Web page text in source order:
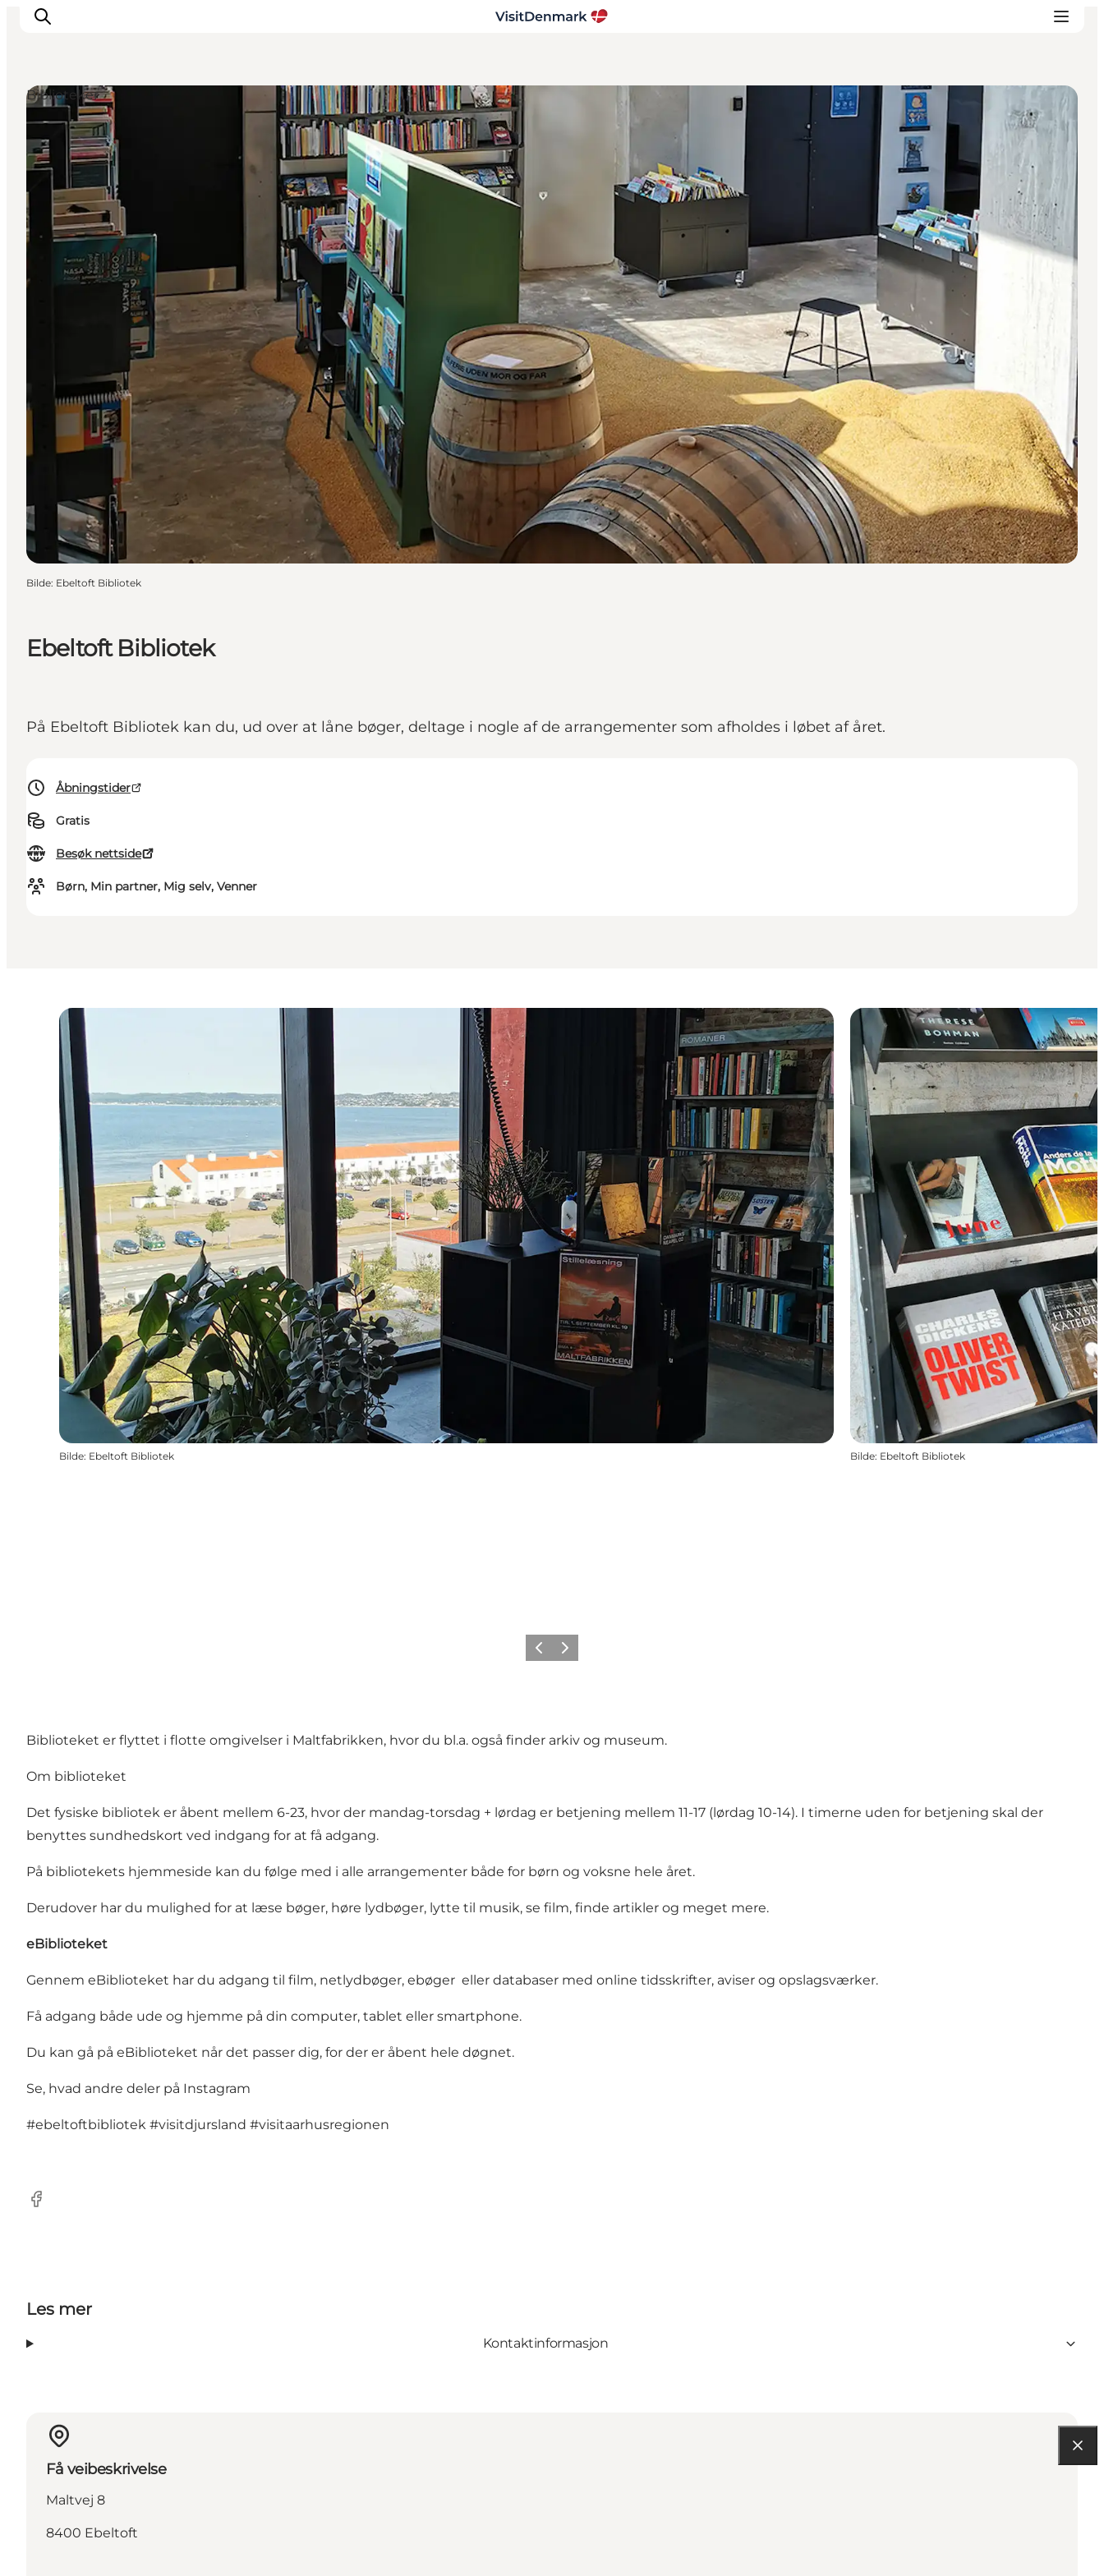
Inspirasjon
Reisemål
Aktiviteter
Overnatting
Planlegg reisen
Ebeltoft Bibliotek
På Ebeltoft Bibliotek kan du, ud over at låne bøger, deltage i nogle af de arrangementer som afholdes i løbet af året.
Åbningstider
Gratis
Besøk nettside
Børn, Min partner, Mig selv, Venner
Biblioteker
Bilde: Ebeltoft Bibliotek
Bilde: Ebeltoft Bibliotek Bilde: Ebeltoft Bibliotek
ForrigeNeste
Biblioteket er flyttet i flotte omgivelser i Maltfabrikken, hvor du bl.a. også finder arkiv og museum.
Om biblioteket
Det fysiske bibliotek er åbent mellem 6-23, hvor der mandag-torsdag + lørdag er betjening mellem 11-17 (lørdag 10-14). I timerne uden for betjening skal der
benyttes sundhedskort ved indgang for at få adgang.
På bibliotekets hjemmeside kan du følge med i alle arrangementer både for børn og voksne hele året.
Derudover har du mulighed for at læse bøger, høre lydbøger, lytte til musik, se film, finde artikler og meget mere.
eBiblioteket
Gennem eBiblioteket har du adgang til film, netlydbøger, ebøger eller databaser med online tidsskrifter, aviser og opslagsværker.
Få adgang både ude og hjemme på din computer, tablet eller smartphone.
Du kan gå på eBiblioteket når det passer dig, for der er åbent hele døgnet.
Se, hvad andre deler på Instagram
#ebeltoftbibliotek #visitdjursland #visitaarhusregionen
Facebook
Les mer
Kontaktinformasjon
Få veibeskrivelse
Maltvej 8
8400 Ebeltoft